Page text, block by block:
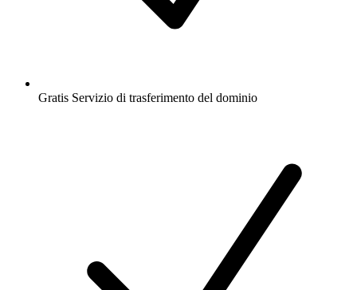
Gratis Servizio di trasferimento del dominio